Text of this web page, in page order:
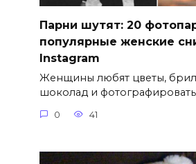
Парни шутят: 20
популярные женские
Instagram
Женщины любят цветы,
шоколад и
0 41